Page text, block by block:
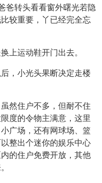
爸转头看看窗外曙光若隐
较重要，丫已经完全忘
上运动鞋开门出去。
，小光头果断决定走楼
然住户不多，但耐不住
度的令物主满意，这里
广场，还有网球场、篮
整出个迷你的娱乐中心
的住户免费开放，其他